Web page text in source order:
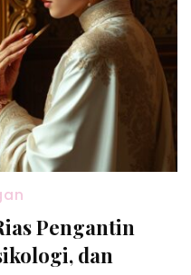
Pengantin
dan